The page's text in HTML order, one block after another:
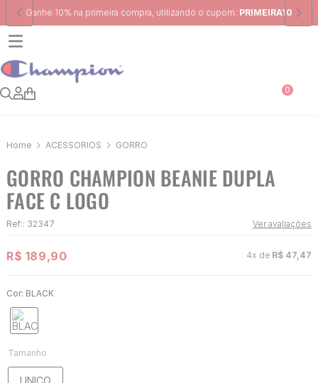
Frete Grátispara região Sudeste em pedidos acima de R$ 399,00
0
ACESSÓRIOS GORRO
GORRO CHAMPION BEANIE DUPLA
FACE C LOGO
Ref:: 32347 Ver avaliações
R$ 189,90 4x de R$ 47 47
Cor: BLACK
Tamanho